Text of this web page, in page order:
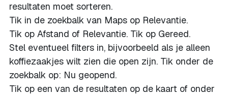
resultaten moet sorteren.
Tik in de zoekbalk van Maps op Relevantie.
Tik op Afstand of Relevantie. Tik op Gereed.
Stel eventueel filters in, bijvoorbeeld als je alleen
koffiezaakjes wilt zien die open zijn. Tik onder de
zoekbalk op: Nu geopend.
Tik op een van de resultaten op de kaart of onder